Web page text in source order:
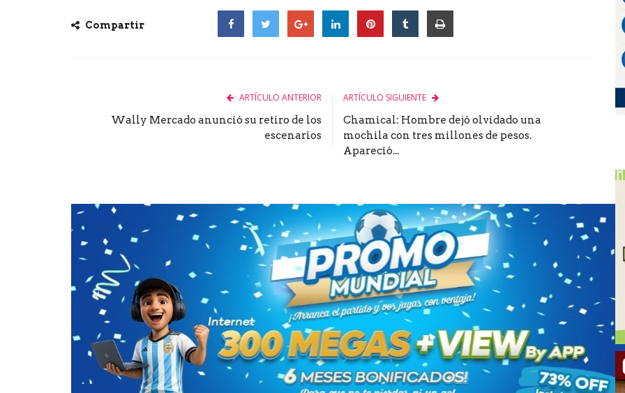
Compartir
ARTÍCULO ANTERIOR
Wally Mercado anunció su retiro de los
escenarios
ARTÍCULO SIGUIENTE
Chamical: Hombre dejó olvidado una
mochila con tres millones de pesos.
Apareció...